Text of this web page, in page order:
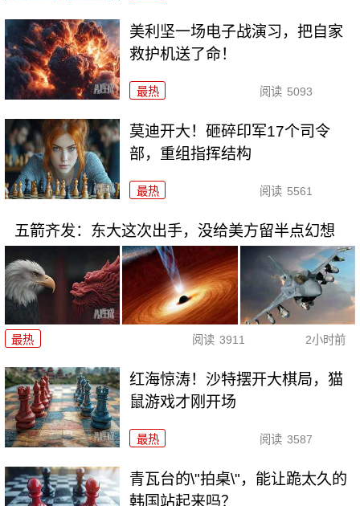
美利坚一场电子战演习，把自家
救护机送了命！
最热 阅读 5093
莫迪开大！砸碎印军17个司令
部，重组指挥结构
最热 阅读 5561
五箭齐发：东大这次出手，没给美方留半点幻想
最热 阅读 3911 2小时前
红海惊涛！沙特摆开大棋局，猫
鼠游戏才刚开场
最热 阅读 3587
青瓦台的\"拍桌\"，能让跪太久的
韩国站起来吗？